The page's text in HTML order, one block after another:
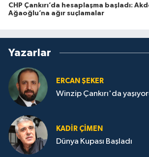
CHP Çankırı’da hesaplaşma başladı:
Ağaoğlu’na ağır suçlamalar
Yazarlar
ERCAN ŞEKER
Winzip Çankırı'da
KADIR ÇIMEN
Dünya Kupası Başladı